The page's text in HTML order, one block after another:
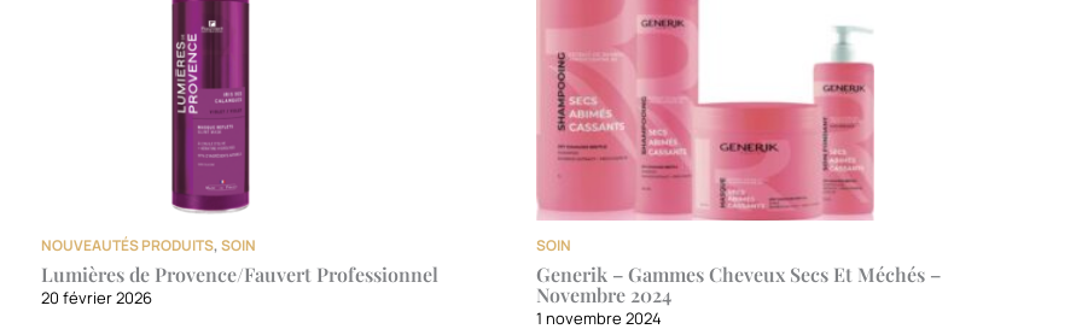
NOUVEAUTÉS PRODUITS,SOIN
Lumières de Provence/Fauvert Professionnel
20 février 2026
SOIN
Generik – Gammes Cheveux Secs Et Méchés –
Novembre 2024
1 novembre 2024